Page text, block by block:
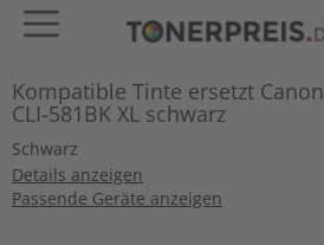
Kompatible Tinte ersetzt Canon
CLI-581BK XL schwarz
Schwarz
Details anzeigen
Passende Geräte anzeigen